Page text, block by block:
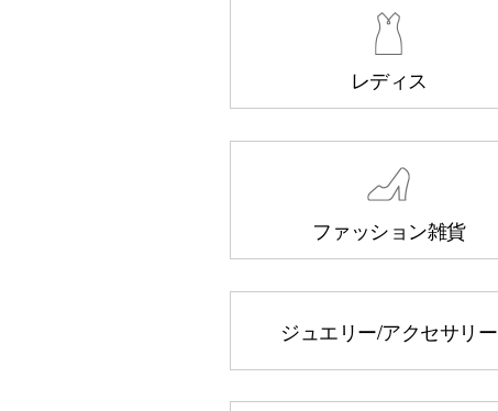
レディス
ファッション雑貨
ジュエリー/アクセサリー